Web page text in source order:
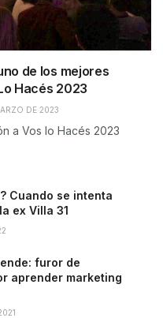
de los mejores
Hacés 2023
DE 2023
a Vos lo Hacés 2023
Cuando se intenta
ex Villa 31
furor de
aprender marketing